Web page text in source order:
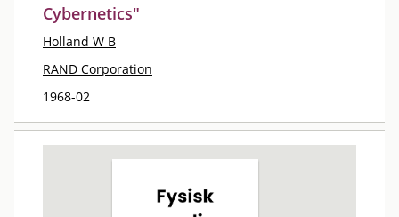
Cybernetics"
Holland W B
RAND Corporation
1968-02